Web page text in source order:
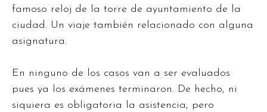
famoso reloj de la torre de ayuntamiento de la
ciudad. Un viaje también relacionado con alguna
asignatura.
En ninguno de los casos van a ser evaluados
pues ya los exámenes terminaron. De hecho, ni
siquiera es obligatoria la asistencia, pero